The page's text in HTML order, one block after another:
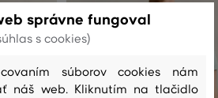
správne fungoval
s cookies)
súborov cookies nám
náš web. Kliknutím na tlačidlo